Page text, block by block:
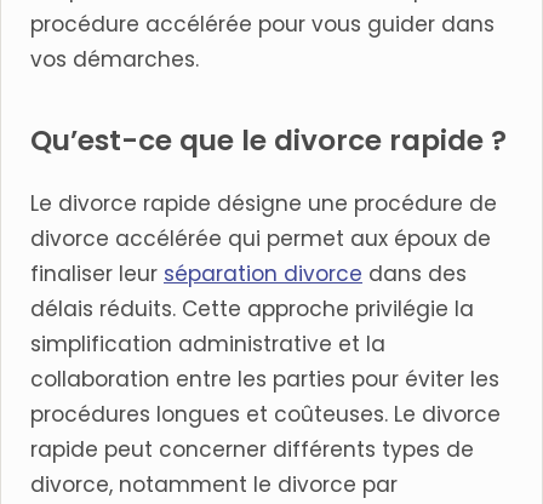
procédure accélérée pour vous guider dans
vos démarches.
Qu’est-ce que le divorce rapide ?
Le divorce rapide désigne une procédure de
divorce accélérée qui permet aux époux de
finaliser leur séparation divorce dans des
délais réduits. Cette approche privilégie la
simplification administrative et la
collaboration entre les parties pour éviter les
procédures longues et coûteuses. Le divorce
rapide peut concerner différents types de
divorce, notamment le divorce par